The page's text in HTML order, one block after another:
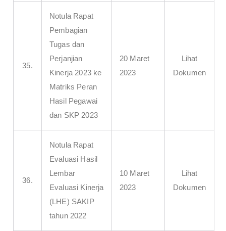
35.
Notula Rapat
Pembagian
Tugas dan
Perjanjian
Kinerja 2023 ke
Matriks Peran
Hasil Pegawai
dan SKP 2023
20 Maret
2023
Lihat
Dokumen
36.
Notula Rapat
Evaluasi Hasil
Lembar
Evaluasi Kinerja
(LHE) SAKIP
tahun 2022
10 Maret
2023
Lihat
Dokumen